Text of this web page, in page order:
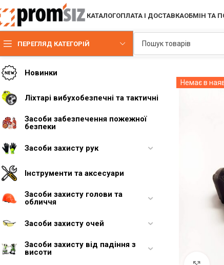
КАТАЛОГОПЛАТА І ДОСТАВКАОБМІН ТА
ПЕРЕГЛЯД КАТЕГОРІЙ
Новинки
Ліхтарі вибухобезпечні та тактичні
Засоби забезпечення пожежної
безпеки
Засоби захисту рук
Інструменти та аксесуари
Засоби захисту голови та
обличчя
Засоби захисту очей
Засоби захисту від падіння з
висоти
Немає в